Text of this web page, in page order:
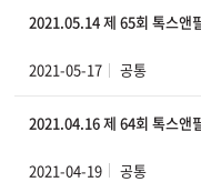
2021.05.14 제 65회 톡스앤
2021-05-17 공통
2021.04.16 제 64회 톡스앤
2021-04-19 공통